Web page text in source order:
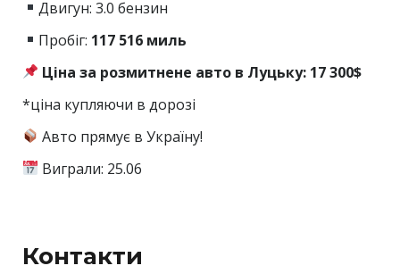
Двигун: 3.0 бензин
Пробіг: 117 516 миль
Ціна за розмитнене авто в Луцьку: 17 300$
*ціна купляючи в дорозі
Авто прямує в Україну!
Виграли: 25.06
Контакти